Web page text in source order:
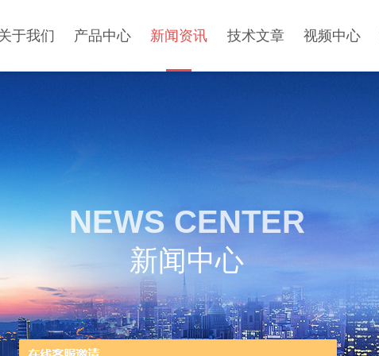
于我们 产品中心 新闻资讯 技术文章 视频中心
NEWS CENTER
新闻中心